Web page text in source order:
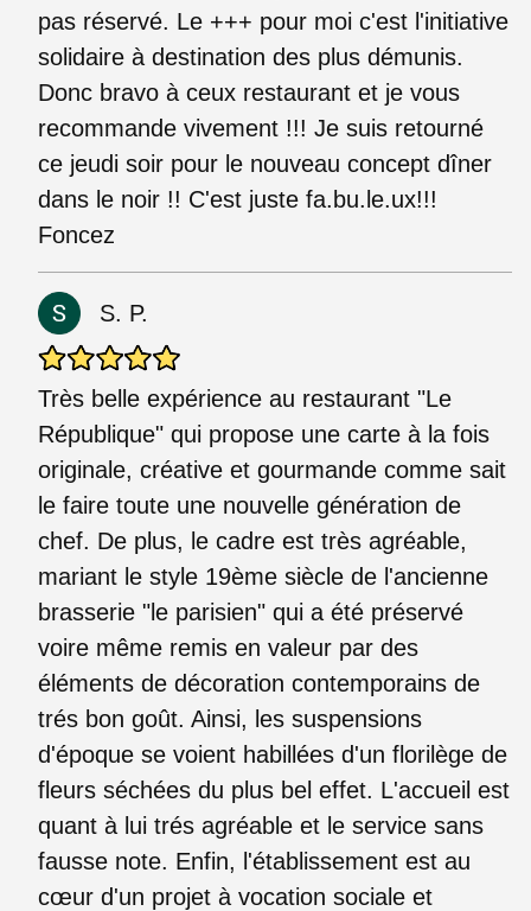
pas réservé. Le +++ pour moi c'est l'initiative
solidaire à destination des plus démunis.
Donc bravo à ceux restaurant et je vous
recommande vivement !!! Je suis retourné
ce jeudi soir pour le nouveau concept dîner
dans le noir !! C'est juste fa.bu.le.ux!!!
Foncez
S. P.
Très belle expérience au restaurant "Le
République" qui propose une carte à la fois
originale, créative et gourmande comme sait
le faire toute une nouvelle génération de
chef. De plus, le cadre est très agréable,
mariant le style 19ème siècle de l'ancienne
brasserie "le parisien" qui a été préservé
voire même remis en valeur par des
éléments de décoration contemporains de
trés bon goût. Ainsi, les suspensions
d'époque se voient habillées d'un florilège de
fleurs séchées du plus bel effet. L'accueil est
quant à lui trés agréable et le service sans
fausse note. Enfin, l'établissement est au
cœur d'un projet à vocation sociale et